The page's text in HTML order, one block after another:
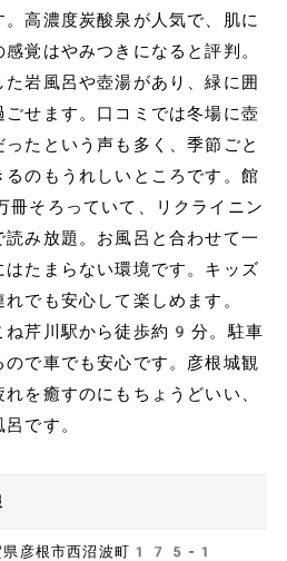
高濃度炭酸泉が人気で、肌に
覚はやみつきになると評判。
岩風呂や壺湯があり、緑に囲
ごせます。口コミでは冬場に壺
たという声も多く、季節ごと
のもうれしいところです。館
そろっていて、リクライニン
み放題。お風呂と合わせて一
たまらない環境です。キッズ
でも安心して楽しめます。
ね芹川駅から徒歩約9分。駐車
で車でも安心です。彦根城観
を癒すのにもちょうどいい、
です。
県彦根市西沼波町175-1